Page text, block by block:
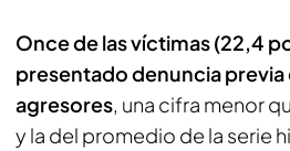
Once de las víctimas (22,4
presentado denuncia previa
agresores, una cifra menor
y la del promedio de la serie